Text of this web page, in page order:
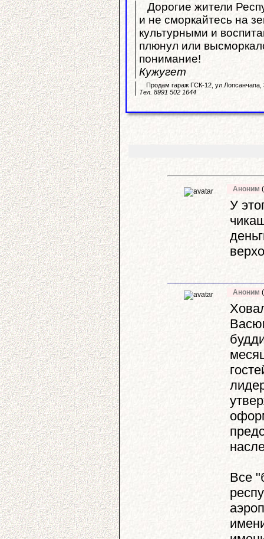
Дорогие жители
и не сморкайтесь на
культурными и
плюнул или
понимание!
Кужугет
Продам гараж ГСК-12,
Тел. 8991 502 1644
Аноним
У
Аноним
Все